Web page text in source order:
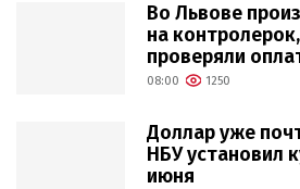
Во Львове
на
проверяли
08:00 1250
Доллар уже
НБУ установил
июня